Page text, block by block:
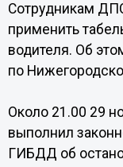
Сотрудникам
применить
водителя. Об
по
Около 21.00 29
выполнил
ГИБДД об